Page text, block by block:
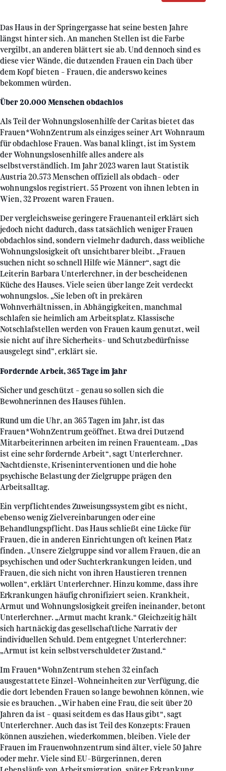
Das Haus in der Springergasse hat seine besten Jahre
längst hinter sich. An manchen Stellen ist die Farbe
vergilbt, an anderen blättert sie ab. Und dennoch sind es
diese vier Wände, die dutzenden Frauen ein Dach über
dem Kopf bieten – Frauen, die anderswo keines
bekommen würden.
Über 20.000 Menschen obdachlos
Als Teil der Wohnungslosenhilfe der Caritas bietet das
Frauen*WohnZentrum als einziges seiner Art Wohnraum
für obdachlose Frauen. Was banal klingt, ist im System
der Wohnungslosenhilfe alles andere als
selbstverständlich. Im Jahr 2023 waren laut Statistik
Austria 20.573 Menschen offiziell als obdach- oder
wohnungslos registriert. 55 Prozent von ihnen lebten in
Wien, 32 Prozent waren Frauen.
Der vergleichsweise geringere Frauenanteil erklärt sich
jedoch nicht dadurch, dass tatsächlich weniger Frauen
obdachlos sind, sondern vielmehr dadurch, dass weibliche
Wohnungslosigkeit oft unsichtbarer bleibt. „Frauen
suchen nicht so schnell Hilfe wie Männer“, sagt die
Leiterin Barbara Unterlerchner, in der bescheidenen
Küche des Hauses. Viele seien über lange Zeit verdeckt
wohnungslos. „Sie leben oft in prekären
Wohnverhältnissen, in Abhängigkeiten, manchmal
schlafen sie heimlich am Arbeitsplatz. Klassische
Notschlafstellen werden von Frauen kaum genutzt, weil
sie nicht auf ihre Sicherheits- und Schutzbedürfnisse
ausgelegt sind”, erklärt sie.
Fordernde Arbeit, 365 Tage im Jahr
Sicher und geschützt – genau so sollen sich die
Bewohnerinnen des Hauses fühlen.
Rund um die Uhr, an 365 Tagen im Jahr, ist das
Frauen*WohnZentrum geöffnet. Etwa drei Dutzend
Mitarbeiterinnen arbeiten im reinen Frauenteam. „Das
ist eine sehr fordernde Arbeit“, sagt Unterlerchner.
Nachtdienste, Kriseninterventionen und die hohe
psychische Belastung der Zielgruppe prägen den
Arbeitsalltag.
Ein verpflichtendes Zuweisungssystem gibt es nicht,
ebenso wenig Zielvereinbarungen oder eine
Behandlungspflicht. Das Haus schließt eine Lücke für
Frauen, die in anderen Einrichtungen oft keinen Platz
finden. „Unsere Zielgruppe sind vor allem Frauen, die an
psychischen und oder Suchterkrankungen leiden, und
Frauen, die sich nicht von ihren Haustieren trennen
wollen“, erklärt Unterlerchner. Hinzu komme, dass ihre
Erkrankungen häufig chronifiziert seien. Krankheit,
Armut und Wohnungslosigkeit greifen ineinander, betont
Unterlerchner. „Armut macht krank.“ Gleichzeitig hält
sich hartnäckig das gesellschaftliche Narrativ der
individuellen Schuld. Dem entgegnet Unterlerchner:
„Armut ist kein selbstverschuldeter Zustand.“
Im Frauen*WohnZentrum stehen 32 einfach
ausgestattete Einzel-Wohneinheiten zur Verfügung, die
die dort lebenden Frauen so lange bewohnen können, wie
sie es brauchen. „Wir haben eine Frau, die seit über 20
Jahren da ist – quasi seitdem es das Haus gibt“, sagt
Unterlerchner. Auch das ist Teil des Konzepts: Frauen
können ausziehen, wiederkommen, bleiben. Viele der
Frauen im Frauenwohnzentrum sind älter, viele 50 Jahre
oder mehr. Viele sind EU-Bürgerinnen, deren